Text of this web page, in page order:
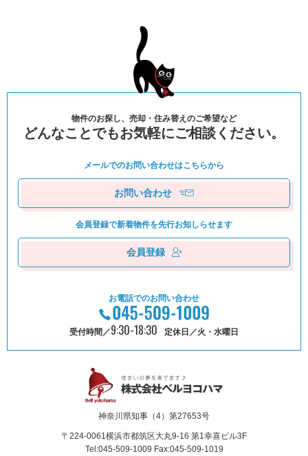
物件のお探し、売却・住み替えのご希望など
どんなことでもお気軽にご相談ください。
メールでのお問い合わせはこちらから
お問い合わせ
会員登録で新着物件を先⾏お知しらせます
会員登録
お電話でのお問い合わせ
受付時間／9:30-18:30 定休日／火・水曜日
神奈川県知事（4）第27653号
〒224-0061横浜市都筑区⼤丸9-16 第1幸喜ビル3F
Tel:045-509-1009 Fax:045-509-1019